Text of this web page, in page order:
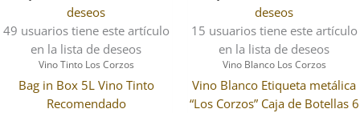
deseos
49 usuariostiene este artículo
en la lista de deseos
Vino Tinto Los Corzos
Bag in Box 5L Vino Tinto
Recomendado
deseos
15 usuariostiene este artículo
en la lista de deseos
Vino Blanco Los Corzos
Vino Blanco Etiqueta metálica
“Los Corzos” Caja de Botellas 6